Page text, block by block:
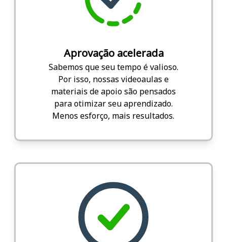
Aprovação acelerada
Sabemos que seu tempo é valioso.
Por isso, nossas videoaulas e
materiais de apoio são pensados
para otimizar seu aprendizado.
Menos esforço, mais resultados.